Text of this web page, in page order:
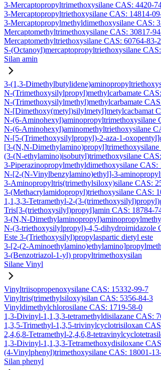
3-Mercaptopropyltrimethoxysilane CAS: 4420-
3-Mercaptopropyltriethoxysilane CAS: 14814-
3-Mercaptopropylmethyldimethoxysilane CAS:
Mercaptomethyltrimethoxysilane CAS: 30817-
Mercaptomethyltriethoxysilane CAS: 60764-83-2
S-(Octanoyl)mercaptopropyltriethoxysilane
Silan amin
3-(1,3-
N-(Trimethoxysilylpropyl)methylcarbamate
N-(Trimethoxysilylmethyl)methylcarbamate
N-[Dimethoxy(metyl)silylmetyl]metylcacbamat
N-(6-Aminohexyl)aminopropyltrimethoxysilane
N-(6-Aminohexyl)aminomethyltriethoxysilane
N-[5-(Trimethoxysilylpropyl)-2-aza-1-
[3-(N,N-Dimethylamino)propyl]trimethoxysilane
(3-(N-ethylamino)isobutyl)trimethoxysilane
3-Piperazinopropylmethyldimethoxysilane CAS:
N-[2-(N-Vinylbenzylamino)ethyl]-3-
3-Aminopropyltris(trimethylsiloxy)silane CAS:
3-(Methacrylamidopropyl)triethoxysilane CAS:
1,1,3,3-Tetramethyl-2-(3-
Tris[3-(triethoxysilyl)propyl]amin CAS: 18784-
3-(N,N-
N-(3-triethoxysilylpropyl)-4,5-dihydroimidazole
Este 3-(Triethoxysilyl)propylaspartic dietyl este
3-[2-(2-
3-(Benzotriazol-1-yl) propyltrimethoxysilan
Silane Vinyl
Vinyltriisopropenoxysilane CAS: 15332-99-7
Vinyltris(trimethylsiloxy)silan CAS: 5356-84-3
Vinyldimethylchlorosilane CAS: 1719-58-0
1,3-Divinyl-1,1,3,3-tetramethyldisilazane CAS:
1,3,5-Trimethyl-1,3,5-trivinylcyclotrisiloxan
2,4,6,8-Tetramethyl-2,4,6,8-
1,3-Divinyl-1,1,3,3-Tetramethoxydisiloxane
(4-Vinylphenyl)trimethoxysilane CAS: 18001-
Silan phenyl